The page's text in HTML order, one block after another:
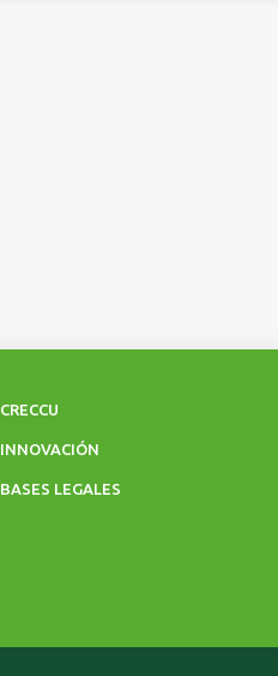
CRECCU
INNOVACIÓN
BASES LEGALES